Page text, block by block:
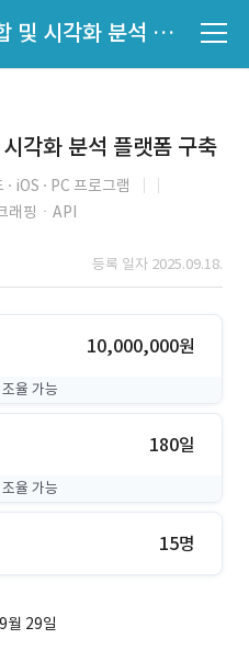
헬스케어 데이터 통합 및 시각화 분석 플랫폼 구축
각화 분석 플랫폼 구축
iOS
PC 프로그램
래핑ㆍAPI
등록 일자 2025.09.18.
10,000,000원
율 가능
180일
율 가능
15명
월 29일